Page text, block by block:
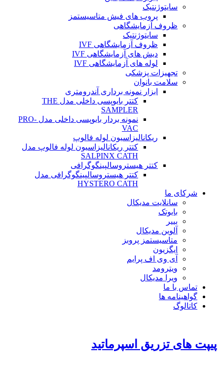
سایتوژنتیک
پروب های فیش متاسیستمز
ظروف آزمایشگاهی
سایتوژنتیک
ظروف آزمایشگاهی IVF
دیش های آزمایشگاهی IVF
لوله های آزمایشگاهی IVF
تجهیزات پزشکی
سلامت بانوان
ابزار نمونه برداری آندرومتری
کتتر بایوپسی داخلی مدل THE
SAMPLER
نمونه بردار بایوپسی داخلی مدل PRO-
VAC
ریکانالیزاسیون لوله فالوپ
کتتر ریکانالیزاسیون لوله فالوپ مدل
SALPINX CATH
کتتر هیستروسالپینگوگرافی
کتتر هیستروسالپینگوگرافی مدل
HYSTERO CATH
شرکای ما
سانلایت مدیکال
بایوتک
بییر
آلوین مدیکال
متاسیستمز پروبز
ایگزیون
آی وی اف پرایم
ویترومد
ویرا مدیکال
تماس با ما
گواهینامه ها
کاتالوگ
پیپت های تزریق اسپرماتید